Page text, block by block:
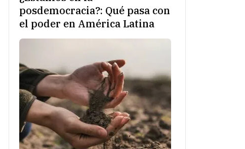
posdemocracia?: Qué pasa con
el poder en América Latina